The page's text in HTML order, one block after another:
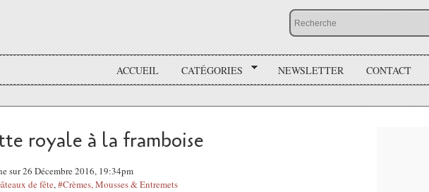
ACCUEIL CATÉGORIES NEWSLETTER CONTACT
royale à la framboise
sur 26 Décembre 2016, 19:34pm
de fête,#Crèmes, Mousses & Entremets